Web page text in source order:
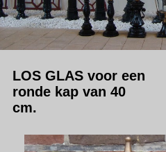
LOS GLAS voor een
ronde kap van 40
cm.